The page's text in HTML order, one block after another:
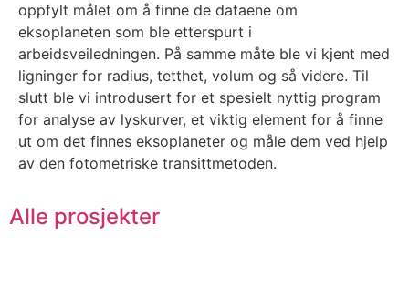
oppfylt målet om å finne de dataene om
eksoplaneten som ble etterspurt i
arbeidsveiledningen. På samme måte ble vi kjent med
ligninger for radius, tetthet, volum og så videre. Til
slutt ble vi introdusert for et spesielt nyttig program
for analyse av lyskurver, et viktig element for å finne
ut om det finnes eksoplaneter og måle dem ved hjelp
av den fotometriske transittmetoden.
Alle prosjekter